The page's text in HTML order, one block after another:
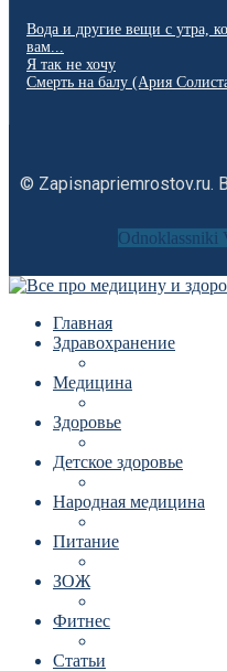
Вода и другие вещи с утра,
вам...
Я так не хочу
Смерть на балу (Ария
© Zapisnapriemrostov.ru.
Odnoklassniki
Главная
Здравохранение
Медицина
Здоровье
Детское здоровье
Народная медицина
Питание
ЗОЖ
Фитнес
Статьи